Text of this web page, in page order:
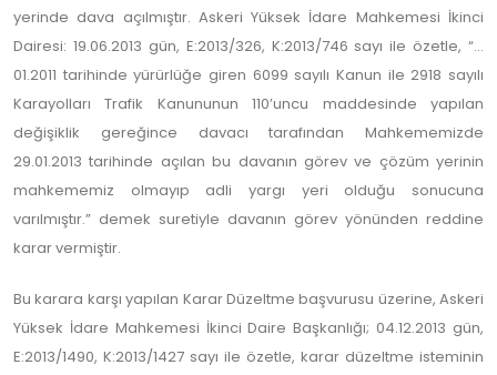
yerinde dava açılmıştır. Askeri Yüksek İdare Mahkemesi İkinci
Dairesi: 19.06.2013 gün, E:2013/326, K:2013/746 sayı ile özetle, “…
01.2011 tarihinde yürürlüğe giren 6099 sayılı Kanun ile 2918 sayılı
Karayolları Trafik Kanununun 110’uncu maddesinde yapılan
değişiklik gereğince davacı tarafından Mahkememizde
29.01.2013 tarihinde açılan bu davanın görev ve çözüm yerinin
mahkememiz olmayıp adli yargı yeri olduğu sonucuna
varılmıştır.” demek suretiyle davanın görev yönünden reddine
karar vermiştir.
Bu karara karşı yapılan Karar Düzeltme başvurusu üzerine, Askeri
Yüksek İdare Mahkemesi İkinci Daire Başkanlığı; 04.12.2013 gün,
E:2013/1490, K:2013/1427 sayı ile özetle, karar düzeltme isteminin